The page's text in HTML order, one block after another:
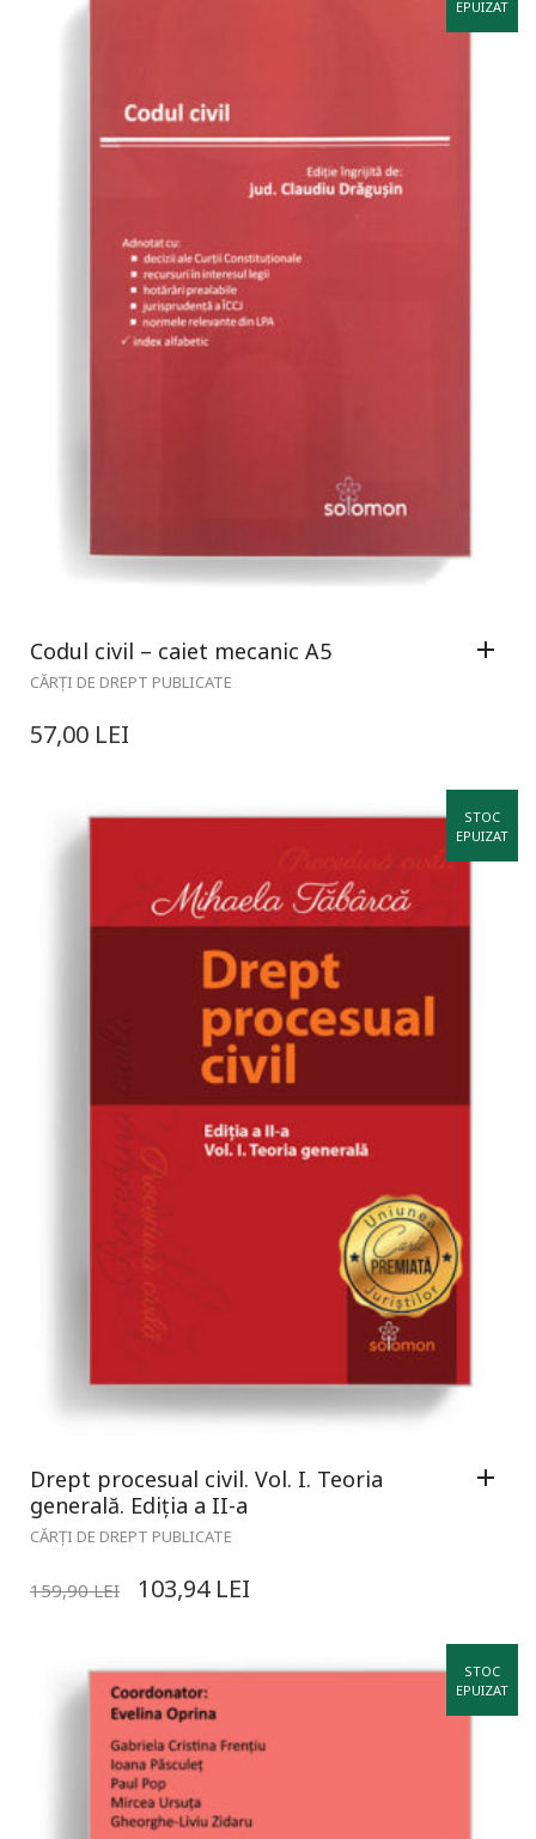
EPUIZAT
Codul civil – caiet mecanic A5
CĂRȚI DE DREPT PUBLICATE
57,00 LEI
STOC
EPUIZAT
Drept procesual civil. Vol. I. Teoria
generală. Ediția a II-a
CĂRȚI DE DREPT PUBLICATE
159,90LEI 103,94 LEI
STOC
EPUIZAT